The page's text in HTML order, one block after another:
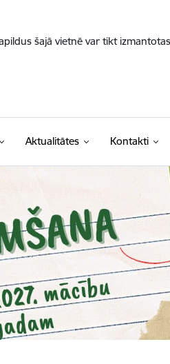
šajā vietnē var tikt
Aktualitātes Kontakti